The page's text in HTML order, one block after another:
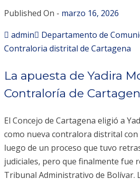
Published On - marzo 16, 2026
admin
Departamento de
Contraloria distrital de Cartagena
La apuesta de Yadira
Contraloría de
El Concejo de Cartagena eligió a
como nueva contralora distrital
luego de un proceso que tuvo
judiciales, pero que finalmente fue
Tribunal Administrativo de Bolívar.